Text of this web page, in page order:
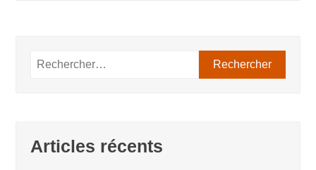
Rechercher :
Articles récents